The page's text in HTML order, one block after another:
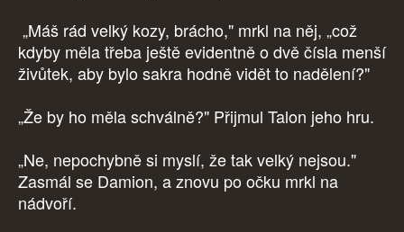
„Máš rád velký kozy, brácho," mrkl na něj, „což
kdyby měla třeba ještě evidentně o dvě čísla menší
živůtek, aby bylo sakra hodně vidět to nadělení?"
„Že by ho měla schválně?" Přijmul Talon jeho hru.
„Ne, nepochybně si myslí, že tak velký nejsou."
Zasmál se Damion, a znovu po očku mrkl na
nádvoří.